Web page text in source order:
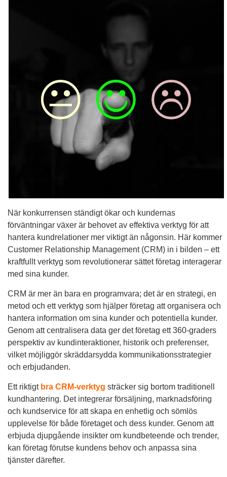
När konkurrensen ständigt ökar och kundernas
förväntningar växer är behovet av effektiva verktyg för att
hantera kundrelationer mer viktigt än någonsin. Här kommer
Customer Relationship Management (CRM) in i bilden – ett
kraftfullt verktyg som revolutionerar sättet företag interagerar
med sina kunder.
CRM är mer än bara en programvara; det är en strategi, en
metod och ett verktyg som hjälper företag att organisera och
hantera information om sina kunder och potentiella kunder.
Genom att centralisera data ger det företag ett 360-graders
perspektiv av kundinteraktioner, historik och preferenser,
vilket möjliggör skräddarsydda kommunikationsstrategier
och erbjudanden.
Ett riktigt bra CRM-verktyg sträcker sig bortom traditionell
kundhantering. Det integrerar försäljning, marknadsföring
och kundservice för att skapa en enhetlig och sömlös
upplevelse för både företaget och dess kunder. Genom att
erbjuda djupgående insikter om kundbeteende och trender,
kan företag förutse kundens behov och anpassa sina
tjänster därefter.